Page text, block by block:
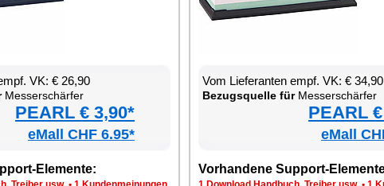
VK: € 26,90
Mes­ser­schär­fer
PEARL € 3,90*
eMall CHF 6.95*
Ele­men­te:
Vom Lie­fe­ran­ten empf. VK: € 34,90
Be­zugs­quel­le fürMes­ser­schär­fer
PEARL
eMall
Vor­han­de­ne Sup­port-